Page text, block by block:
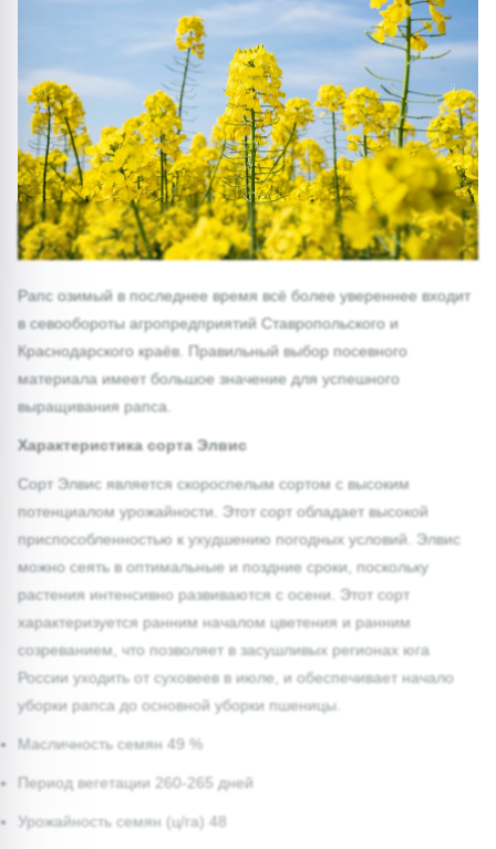
1/0
Рапс озимый​ в последнее время всё более увереннее входит
в севообороты агропредприятий Ставропольского и
Краснодарского краёв. Правильный выбор посевного
материала имеет большое значение для успешного
выращивания рапса.
Характеристика сорта Элвис
Сорт Элвис является скороспелым сортом с высоким
потенциалом урожайности. Этот сорт обладает высокой
приспособленностью к ухудшению погодных условий. Элвис
можно сеять в оптимальные и поздние сроки, поскольку
растения интенсивно развиваются с осени. Этот сорт
характеризуется ранним началом цветения и ранним
созреванием, что позволяет в засушливых регионах юга
России​ уходить от суховеев в июле, и обеспечивает начало
уборки рапса до основной уборки пшеницы.
Масличность семян 49 %
Период вегетации 260-265 дней
Урожайность семян (ц/га) 48